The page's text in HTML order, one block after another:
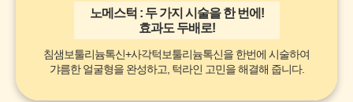
노메스턱 : 두 가지 시술을 한 번에!
효과도 두배로!
침샘보툴리늄톡신+사각턱보툴리늄톡신을 한번에 시술하여
갸름한 얼굴형을 완성하고, 턱라인 고민을 해결해 줍니다.